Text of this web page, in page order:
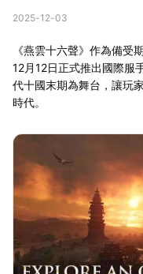
2025-12-03
《燕雲十六聲》作為備受
12月12日正式推出國際服
代十國末期為舞台，讓玩
時代。